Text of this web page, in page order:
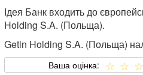
Ідея Банк входить до
Holding S.A. (Польща).
Getin Holding S.A. (Польща)